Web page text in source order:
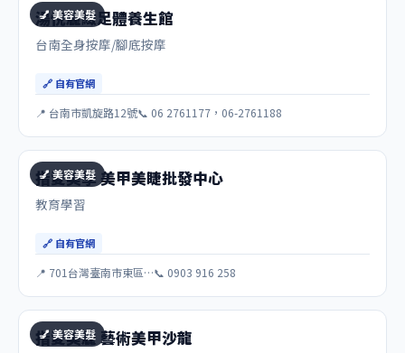
💅 美容美髮
湯悅麗緻足體養生館
台南全身按摩/腳底按摩
🔗 自有官網
📍 台南市凱旋路12號📞 06 2761177，06-2761188
💅 美容美髮
指愛美學 美甲美睫批發中心
教育學習
🔗 自有官網
📍 701台灣臺南市東區…📞 0903 916 258
💅 美容美髮
指愛美麗 藝術美甲沙龍